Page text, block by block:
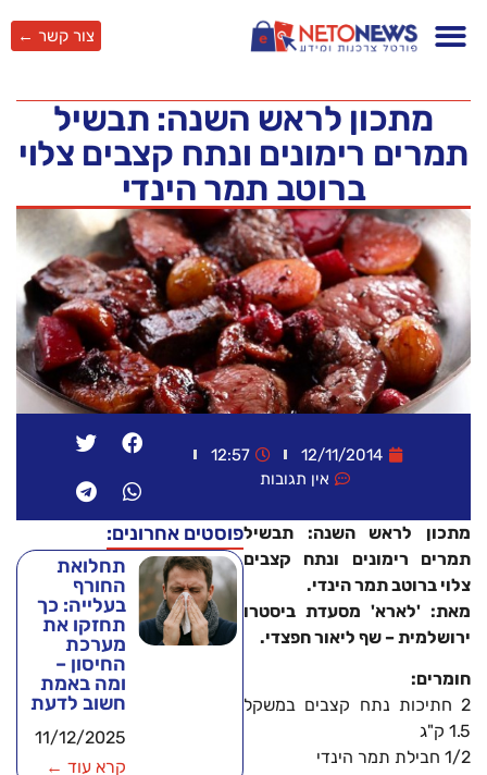
צור קשר ←
מתכון לראש השנה: תבשיל
תמרים רימונים ונתח קצבים צלוי
ברוטב תמר הינדי
12/11/2014
12:57
אין תגובות
מתכון לראש השנה: תבשיל
תמרים רימונים ונתח קצבים
צלוי ברוטב תמר הינדי.
מאת: 'לארא' מסעדת ביסטרו
ירושלמית – שף ליאור חפצדי.
חומרים:
2 חתיכות נתח קצבים במשקל
1.5 ק"ג
1/2 חבילת תמר הינדי
פוסטים אחרונים:
תחלואת
החורף
בעלייה: כך
תחזקו את
מערכת
החיסון –
ומה באמת
חשוב לדעת
11/12/2025
קרא עוד ←